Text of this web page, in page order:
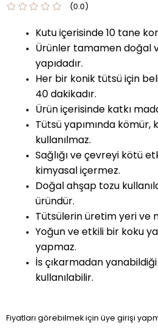
0.0
Kutu içerisinde 10 tane
Ürünler tamamen doğal
yapıdadır.
Her bir konik tütsü için
40 dakikadır.
Ürün içerisinde katkı
Tütsü yapımında
kullanılmaz.
Sağlığı ve çevreyi kötü
kimyasal içermez.
Doğal ahşap tozu
üründür.
Tütsülerin üretim yeri ve
Yoğun ve etkili bir koku
yapmaz.
İs çıkarmadan
kullanılabilir.
Fiyatları görebilmek için üye girişi